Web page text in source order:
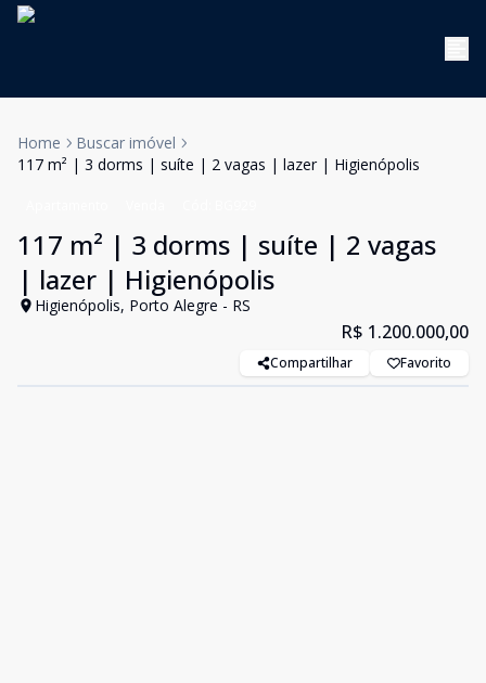
Home
Buscar imóvel
117 m² | 3 dorms | suíte | 2 vagas | lazer | Higienópolis
117 m² | 3 dorms | suíte | 2 vagas
| lazer | Higienópolis
Higienópolis, Porto Alegre - RS
R$ 1.200.000,00
Compartilhar Favorito